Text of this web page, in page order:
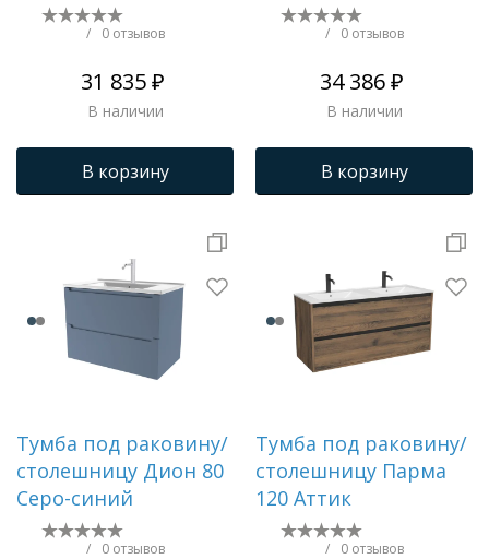
/ 0 отзывов
31 835 ₽
В наличии
В корзину
/ 0 отзывов
34 386 ₽
В наличии
В корзину
Тумба под раковину/
столешницу Дион 80
Серо-синий
/ 0 отзывов
Тумба под раковину/
столешницу Парма
120 Аттик
/ 0 отзывов